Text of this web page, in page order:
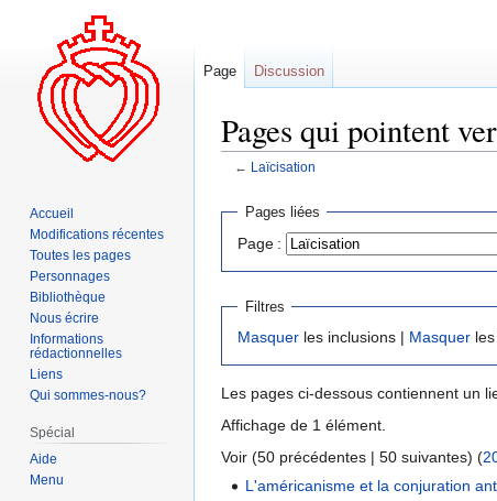
Pages qui pointent
← Laïcisation
Aller
navigation
Aller
recherche
Pages liées
Page :
Filtres
Masquer les inclusions | Masquer
Les pages ci-dessous contiennent un
Affichage de 1 élément.
Voir (50 précédentes | 50 suivantes) (
L'américanisme et la conjuration
Page Discussion
Accueil
Modifications récentes
Toutes les pages
Personnages
Bibliothèque
Nous écrire
Informations
rédactionnelles
Liens
Qui sommes-nous?
Spécial
Aide
Menu